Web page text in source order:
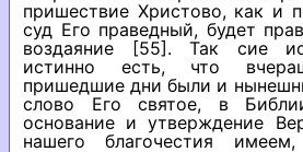
пришествие Христово, как и
суд Его праведный, будет
воздаяние [55]. Так сие
истинно есть, что
пришедшие дни были и
слово Его святое, в
основание и утверждение
нашего благочестия